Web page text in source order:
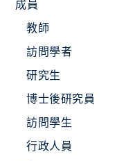
成員
教師
訪問學者
研究生
博士後研究員
訪問學生
行政人員